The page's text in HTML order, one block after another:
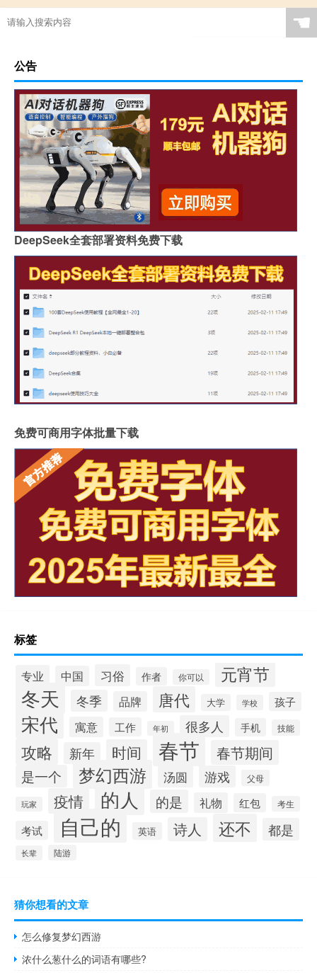
☚
公告
DeepSeek全套部署资料免费下载
免费可商用字体批量下载
标签
专业 中国 习俗 作者 你可以 元宵节
冬天 冬季 品牌 唐代 大学 学校 孩子
宋代 寓意 工作 年初 很多人 手机 技能
攻略 新年 时间 春节 春节期间
是一个 梦幻西游 汤圆 游戏 父母
玩家 疫情 的人 的是 礼物 红包 考生
考试 自己的 英语 诗人 还不 都是
长辈 陆游
猜你想看的文章
怎么修复梦幻西游
浓什么葱什么的词语有哪些?